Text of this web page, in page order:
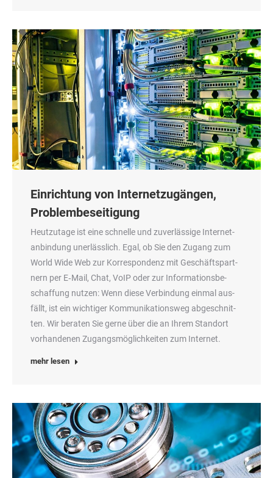
Einrichtung von Internetzugängen,
Problembeseitigung
Heut­zu­ta­ge ist eine schnel­le und zuver­läs­si­ge Inter­net­
an­bin­dung uner­läss­lich. Egal, ob Sie den Zugang zum
World Wide Web zur Kor­re­spon­denz mit Geschäfts­part­
nern per E‑Mail, Chat, VoIP oder zur Infor­ma­ti­ons­be­
schaf­fung nut­zen: Wenn die­se Ver­bin­dung ein­mal aus­
fällt, ist ein wich­ti­ger Kom­mu­ni­ka­ti­ons­weg abge­schnit­
ten. Wir bera­ten Sie ger­ne über die an Ihrem Stand­ort
vor­han­de­nen Zugangs­mög­lich­kei­ten zum Internet.
mehr lesen